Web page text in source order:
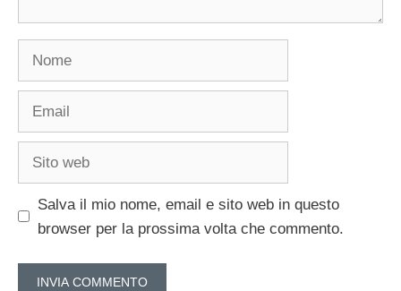
Nome
Email
Sito
Salva il mio nome, email e sito web in questo
browser per la prossima volta che commento.